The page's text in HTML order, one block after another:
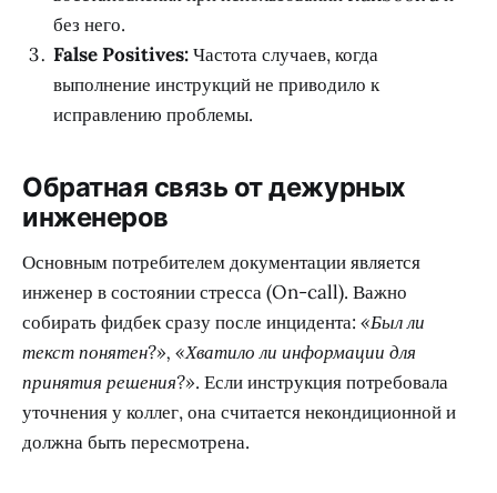
без него.
False Positives:Частота случаев, когда
выполнение инструкций не приводило к
исправлению проблемы.
Обратная связь от дежурных
инженеров
Основным потребителем документации является
инженер в состоянии стресса (On-call). Важно
собирать фидбек сразу после инцидента: «Был ли
текст понятен?», «Хватило ли информации для
принятия решения?». Если инструкция потребовала
уточнения у коллег, она считается некондиционной и
должна быть пересмотрена.